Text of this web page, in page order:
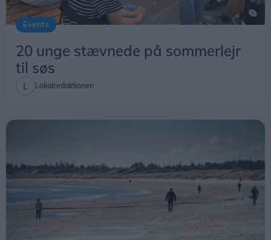
Events
20 unge stævnede på sommerlejr
til søs
Lokalredaktionen